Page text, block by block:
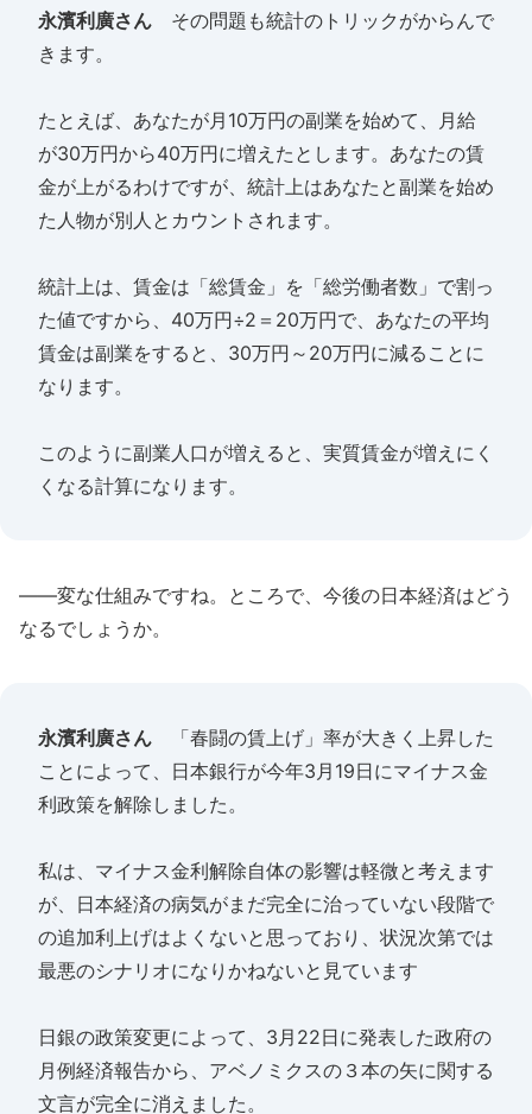
永濱利廣さん その問題も統計のトリックがからんで
きます。
たとえば、あなたが月10万円の副業を始めて、月給
が30万円から40万円に増えたとします。あなたの賃
金が上がるわけですが、統計上はあなたと副業を始め
た人物が別人とカウントされます。
統計上は、賃金は「総賃金」を「総労働者数」で割っ
た値ですから、40万円÷2＝20万円で、あなたの平均
賃金は副業をすると、30万円～20万円に減ることに
なります。
このように副業人口が増えると、実質賃金が増えにく
くなる計算になります。
――変な仕組みですね。ところで、今後の日本経済はどう
なるでしょうか。
永濱利廣さん 「春闘の賃上げ」率が大きく上昇した
ことによって、日本銀行が今年3月19日にマイナス金
利政策を解除しました。
私は、マイナス金利解除自体の影響は軽微と考えます
が、日本経済の病気がまだ完全に治っていない段階で
の追加利上げはよくないと思っており、状況次第では
最悪のシナリオになりかねないと見ています
日銀の政策変更によって、3月22日に発表した政府の
月例経済報告から、アベノミクスの３本の矢に関する
文言が完全に消えました。